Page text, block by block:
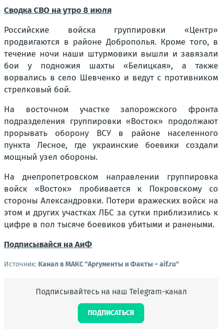
Сводка СВО на утро 8 июля
Российские войска группировки «Центр»
продвигаются в районе Доброполья. Кроме того, в
течение ночи наши штурмовики вышли и завязали
бои у подножия шахты «Белицкая», а также
ворвались в село Шевченко и ведут с противником
стрелковый бой.
На восточном участке запорожского фронта
подразделения группировки «Восток» продолжают
прорывать оборону ВСУ в районе населенного
пункта Лесное, где украинские боевики создали
мощный узел обороны.
На днепропетровском направлении группировка
войск «Восток» пробивается к Покровскому со
стороны Александровки. Потери вражеских войск на
этом и других участках ЛБС за сутки приблизились к
цифре в пол тысяче боевиков убитыми и ранеными.
Подписывайся на АиФ
Источник: Канал в МАКС "Аргументы и Факты – aif.ru"
Подписывайтесь на наш Telegram-канал
ПОДПИСАТЬСЯ